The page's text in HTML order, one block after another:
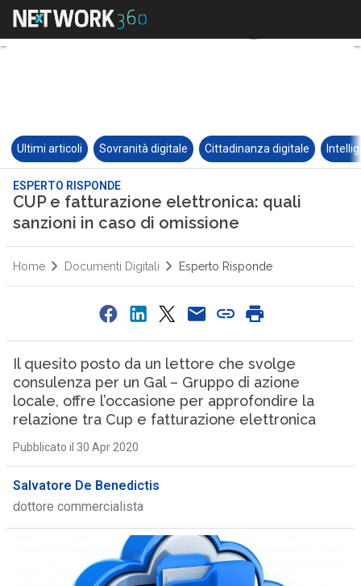
Ultimi articoli Sovranità digitale Cittadinanza digitale
ESPERTO RISPONDE
CUP e fatturazione elettronica: quali
sanzioni in caso di omissione
Home Documenti Digitali Esperto Risponde
Il quesito posto da un lettore che svolge
consulenza per un Gal – Gruppo di azione
locale, offre l’occasione per approfondire la
relazione tra Cup e fatturazione elettronica
Pubblicato il 30 Apr 2020
Salvatore De Benedictis
dottore commercialista